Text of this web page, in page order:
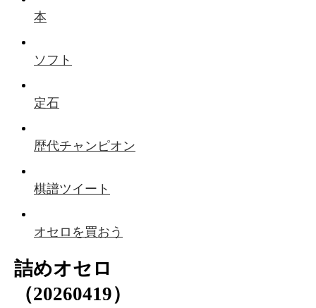
本
ソフト
定石
歴代チャンピオン
棋譜ツイート
オセロを買おう
詰めオセロ
（20260419）